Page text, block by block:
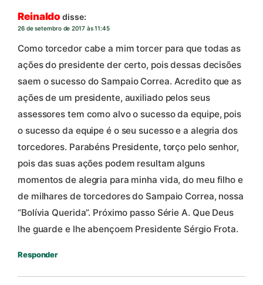
Reinaldo disse:
26 de setembro de 2017 às 11:45
Como torcedor cabe a mim torcer para que todas as
ações do presidente der certo, pois dessas decisões
saem o sucesso do Sampaio Correa. Acredito que as
ações de um presidente, auxiliado pelos seus
assessores tem como alvo o sucesso da equipe, pois
o sucesso da equipe é o seu sucesso e a alegria dos
torcedores. Parabéns Presidente, torço pelo senhor,
pois das suas ações podem resultam alguns
momentos de alegria para minha vida, do meu filho e
de milhares de torcedores do Sampaio Correa, nossa
“Bolívia Querida”. Próximo passo Série A. Que Deus
lhe guarde e lhe abençoem Presidente Sérgio Frota.
Responder